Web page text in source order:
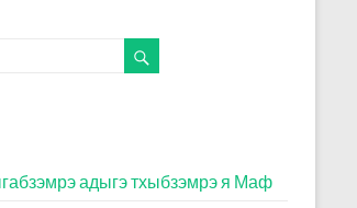
адыгэ тхыбзэмрэ я Маф